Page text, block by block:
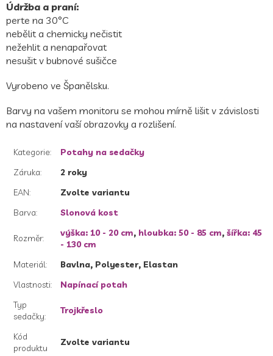
Údržba a praní:
perte na 30°C
nebělit a chemicky nečistit
nežehlit a nenapařovat
nesušit v bubnové sušičce
Vyrobeno ve Španělsku.
Barvy na vašem monitoru se mohou mírně lišit v závislosti
na nastavení vaší obrazovky a rozlišení.
Kategorie:
Potahy na sedačky
Záruka:
2 roky
EAN:
Zvolte variantu
Barva: Slonová kost
Rozměr: výška: 10 - 20 cm, hloubka: 50 - 85 cm, šířka: 45
- 130 cm
Materiál:
Bavlna, Polyester, Elastan
Vlastnosti:
Napínací potah
Typ
sedačky:
Trojkřeslo
Kód
produktu
Zvolte variantu